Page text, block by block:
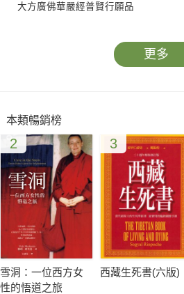
大方廣佛華嚴經普賢行願品
更多
本類暢銷榜
2
雪洞：一位西方女
性的悟道之旅
3
西藏生死書(六版)